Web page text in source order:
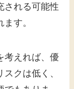
される可能性
す。
考えれば、優
クは低く、